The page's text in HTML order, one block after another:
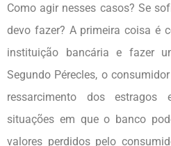
Como agir nesses casos? Se
devo fazer? A primeira coisa é
instituição bancária e fazer
Segundo Pérecles, o
ressarcimento dos estragos
situações em que o banco
valores perdidos pelo